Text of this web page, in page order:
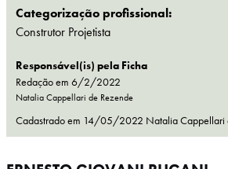
Categorização profissional:
Construtor Projetista
Responsável(is) pela Ficha
Redação em 6/2/2022
Natalia Cappellari de Rezende
Cadastrado em 14/05/2022 Natalia Cappellari